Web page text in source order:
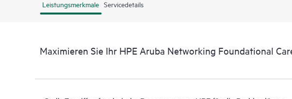
Leistungsmerkmale Servicedetails
Maximieren Sie Ihr HPE Aruba Networking Foundational